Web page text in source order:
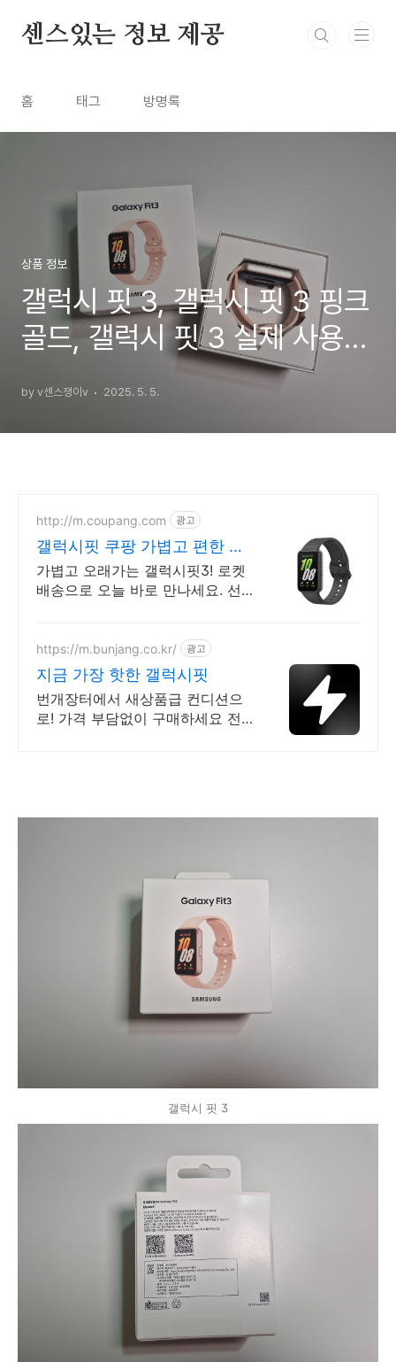
센스있는 정보 제공
홈 태그 방명록
상품 정보
갤럭시 핏 3, 갤럭시 핏 3 핑크
골드, 갤럭시 핏 3 실제 사용
by v센스쟁이v 2025. 5. 5.
http://m.coupang.com 광고
갤럭시핏 쿠팡 가볍고 편한 스
마트밴드
가볍고 오래가는 갤럭시핏3! 로켓
배송으로 오늘 바로 만나세요. 선
송.
https://m.bunjang.co.kr/ 광고
지금 가장 핫한 갤럭시핏
번개장터에서 새상품급 컨디션으
로! 가격 부담없이 구매하세요 전
갤럭시 핏 3